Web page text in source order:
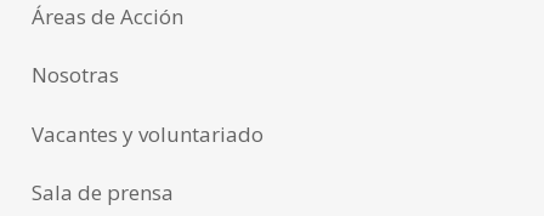
Áreas de Acción
Nosotras
Vacantes y voluntariado
Sala de prensa